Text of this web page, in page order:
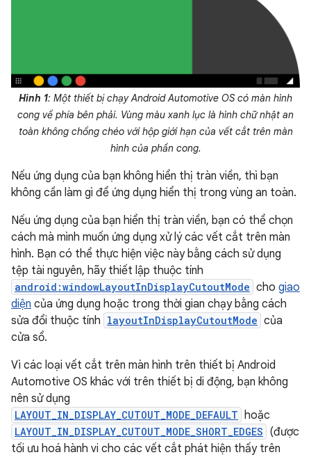
Hình 1: Một thiết bị chạy Android Automotive OS có màn hình
cong về phía bên phải. Vùng màu xanh lục là hình chữ nhật an
toàn không chồng chéo với hộp giới hạn của vết cắt trên màn
hình của phần cong.
Nếu ứng dụng của bạn không hiển thị tràn viền, thì bạn
không cần làm gì để ứng dụng hiển thị trong vùng an toàn.
Nếu ứng dụng của bạn hiển thị tràn viền, bạn có thể chọn
cách mà mình muốn ứng dụng xử lý các vết cắt trên màn
hình. Bạn có thể thực hiện việc này bằng cách sử dụng
tệp tài nguyên, hãy thiết lập thuộc tính
android:windowLayoutInDisplayCutoutMode cho giao
diện của ứng dụng hoặc trong thời gian chạy bằng cách
sửa đổi thuộc tính layoutInDisplayCutoutMode của
cửa sổ.
Vì các loại vết cắt trên màn hình trên thiết bị Android
Automotive OS khác với trên thiết bị di động, bạn không
nên sử dụng
LAYOUT_IN_DISPLAY_CUTOUT_MODE_DEFAULT hoặc
LAYOUT_IN_DISPLAY_CUTOUT_MODE_SHORT_EDGES (được
tối ưu hoá hành vi cho các vết cắt phát hiện thấy trên